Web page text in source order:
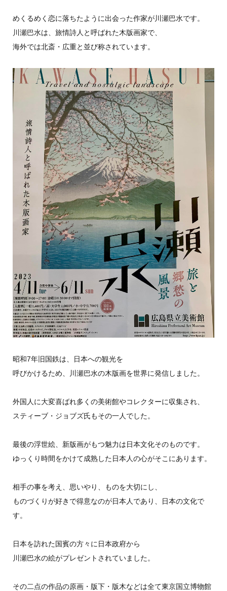
めくるめく恋に落ちたように出会った作家が川瀬巴水です。
川瀬巴水は、旅情詩人と呼ばれた木版画家で、
海外では北斎・広重と並び称されています。
昭和7年旧国鉄は、日本への観光を
呼びかけるため、川瀬巴水の木版画を世界に発信しました。
外国人に大変喜ばれ多くの美術館やコレクターに収集され、
スティーブ・ジョブズ氏もその一人でした。
最後の浮世絵、新版画がもつ魅力は日本文化そのものです。
ゆっくり時間をかけて成熟した日本人の心がそこにあります。
相手の事を考え、思いやり、ものを大切にし、
ものづくりが好きで得意なのが日本人であり、日本の文化で
す。
日本を訪れた国賓の方々に日本政府から
川瀬巴水の絵がプレゼントされていました。
その二点の作品の原画・版下・版木などは全て東京国立博物館